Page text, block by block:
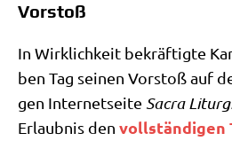
Vorstoß
In Wirk­lich­keit bekräf­tig­te
ben Tag sei­nen Vor­stoß auf
gen Inter­net­sei­te Sacra
Erlaub­nis den voll­stän­di­gen